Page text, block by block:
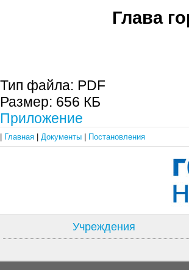
Глава
Тип файла: PDF
Размер: 656 КБ
Приложение
Главная Документы Постановления
Учреждения